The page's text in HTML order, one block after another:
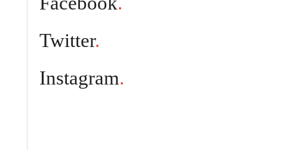
Twitter.
Instagram.